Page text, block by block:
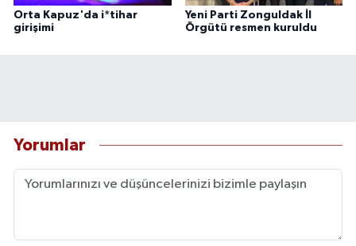
Orta Kapuz'da i*tihar
girişimi
Yeni Parti Zonguldak İl
Örgütü resmen kuruldu
Yorumlar